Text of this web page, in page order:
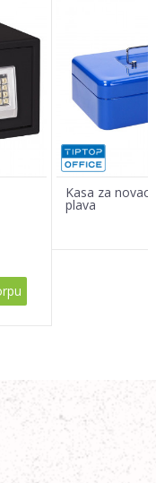
Kasa za novac
plava